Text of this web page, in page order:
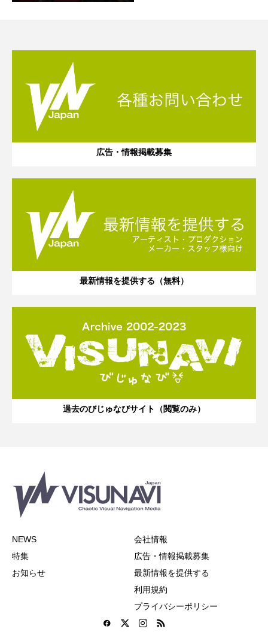
広告・情報掲載募集
最新情報を提供する（無料）
過去のびじゅなびサイト（閲覧のみ）
NEWS
特集
お知らせ
会社情報
広告・情報掲載募集
最新情報を提供する
利用規約
プライバシーポリシー